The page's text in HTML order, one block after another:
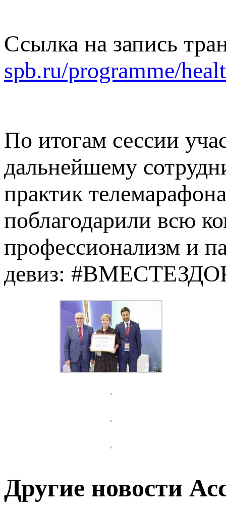
Ссылка на запись
spb.ru/programme/
По итогам сессии
дальнейшему
практик
поблагодарили всю
профессионализм и
девиз:
Другие новости